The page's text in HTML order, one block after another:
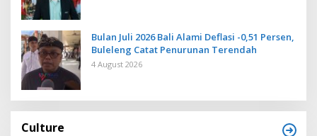
Bulan Juli 2026 Bali Alami Deflasi -0,51 Persen,
Buleleng Catat Penurunan Terendah
4 August 2026
Culture